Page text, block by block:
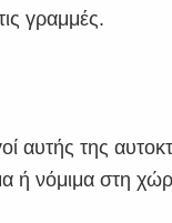
γραμμές.
αυτής της
ή νόμιμα στη